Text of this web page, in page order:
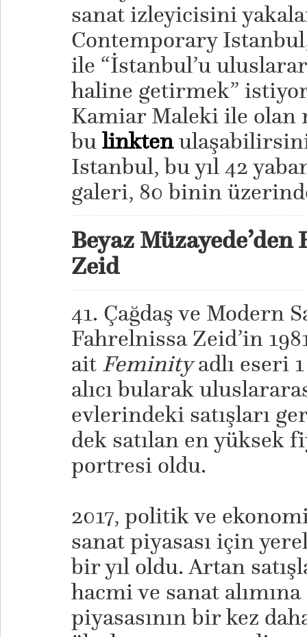
sanat izleyicisini
Contemporary
ile “İstanbul’u
haline getirmek”
Kamiar Maleki ile olan
bulinkten
Istanbul, bu yıl 42
galeri, 80 binin
Beyaz
Zeid
41. Çağdaş ve Modern
Fahrelnissa Zeid’in
ait Feminityadlı eseri
alıcı bularak
evlerindeki satışları
dek satılan en yüksek
portresi oldu.
2017, politik ve
sanat piyasası için
bir yıl oldu. Artan
hacmi ve sanat
piyasasının bir kez